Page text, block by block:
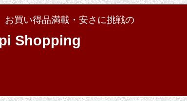
お買い得品満載・安さに挑戦の
Shopping